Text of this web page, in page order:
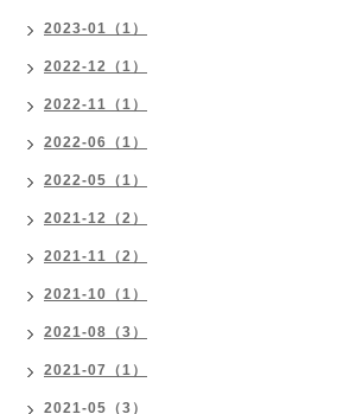
2023-01（1）
2022-12（1）
2022-11（1）
2022-06（1）
2022-05（1）
2021-12（2）
2021-11（2）
2021-10（1）
2021-08（3）
2021-07（1）
2021-05（3）